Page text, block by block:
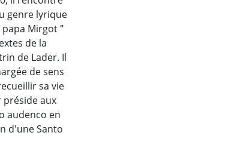
genre lyrique
Mirgot "
de la
de Lader. Il
de sens
sa vie
préside aux
audenco en
d'une Santo